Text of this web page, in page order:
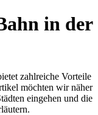
in der
zahlreiche Vorteile
möchten wir näher
eingehen und die